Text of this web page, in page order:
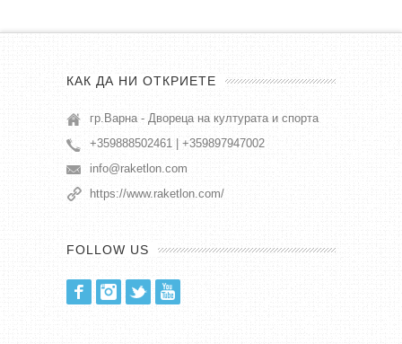
КАК ДА НИ ОТКРИЕТЕ
гр.Варна - Двореца на културата и спорта
+359888502461 | +359897947002
info@raketlon.com
https://www.raketlon.com/
FOLLOW US
FacebookInstagram
Twitter